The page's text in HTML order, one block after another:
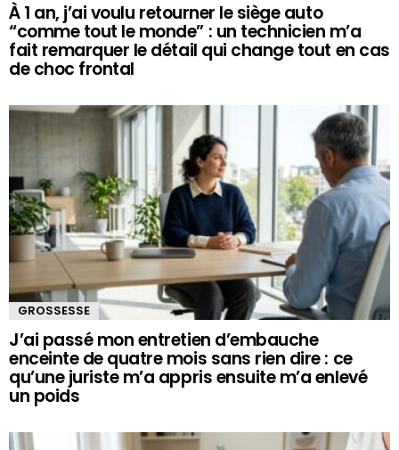
À 1 an, j’ai voulu retourner le siège auto
“comme tout le monde” : un technicien m’a
fait remarquer le détail qui change tout en cas
de choc frontal
GROSSESSE
J’ai passé mon entretien d’embauche
enceinte de quatre mois sans rien dire : ce
qu’une juriste m’a appris ensuite m’a enlevé
un poids